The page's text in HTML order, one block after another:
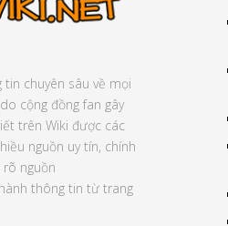
chuyên sâu về mọi
cộng đồng fan gây
trên Wiki được các
nguồn uy tín, chính
rõ nguồn
thông tin từ trang